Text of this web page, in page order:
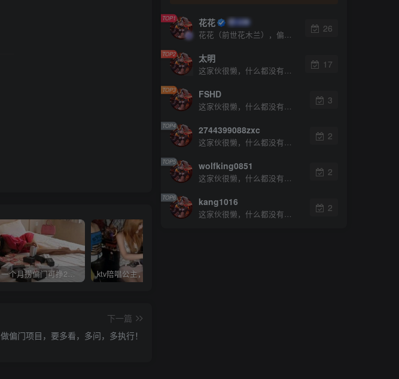
一个月捞偏门可挣20万是真的吗？
下一篇
做偏门项目，要多看，多问，多执行！
TOP1 花花
花花（前世花木兰），偏门屋创始人，15年之久的网上赚钱经验。
26
TOP2 太明
这家伙很懒，什么都没有写...
17
TOP3 FSHD
这家伙很懒，什么都没有写...
3
TOP4 2744399088zxc
这家伙很懒，什么都没有写...
2
TOP5 wolfking0851
这家伙很懒，什么都没有写...
2
TOP6 kang1016
这家伙很懒，什么都没有写...
2